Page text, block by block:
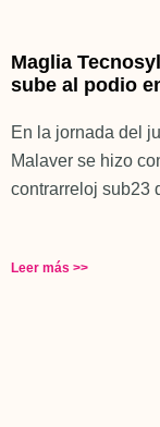
Maglia
sube al podio
En la jornada del
Malaver se hizo
contrarreloj sub23
Leer más >>